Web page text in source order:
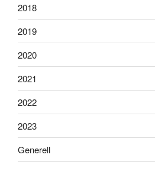
2018
2019
2020
2021
2022
2023
Generell